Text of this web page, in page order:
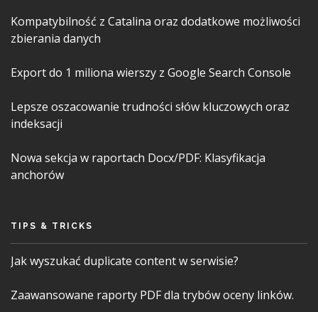
Kompatybilność z Catalina oraz dodatkowe możliwości
zbierania danych
Export do 1 miliona wierszy z Google Search Console
Lepsze oszacowanie trudności słów kluczowych oraz
indeksacji
Nowa sekcja w raportach Docx/PDF: Klasyfikacja
anchorów
TIPS & TRICKS
Jak wyszukać duplicate content w serwisie?
Zaawansowane raporty PDF dla trybów oceny linków.